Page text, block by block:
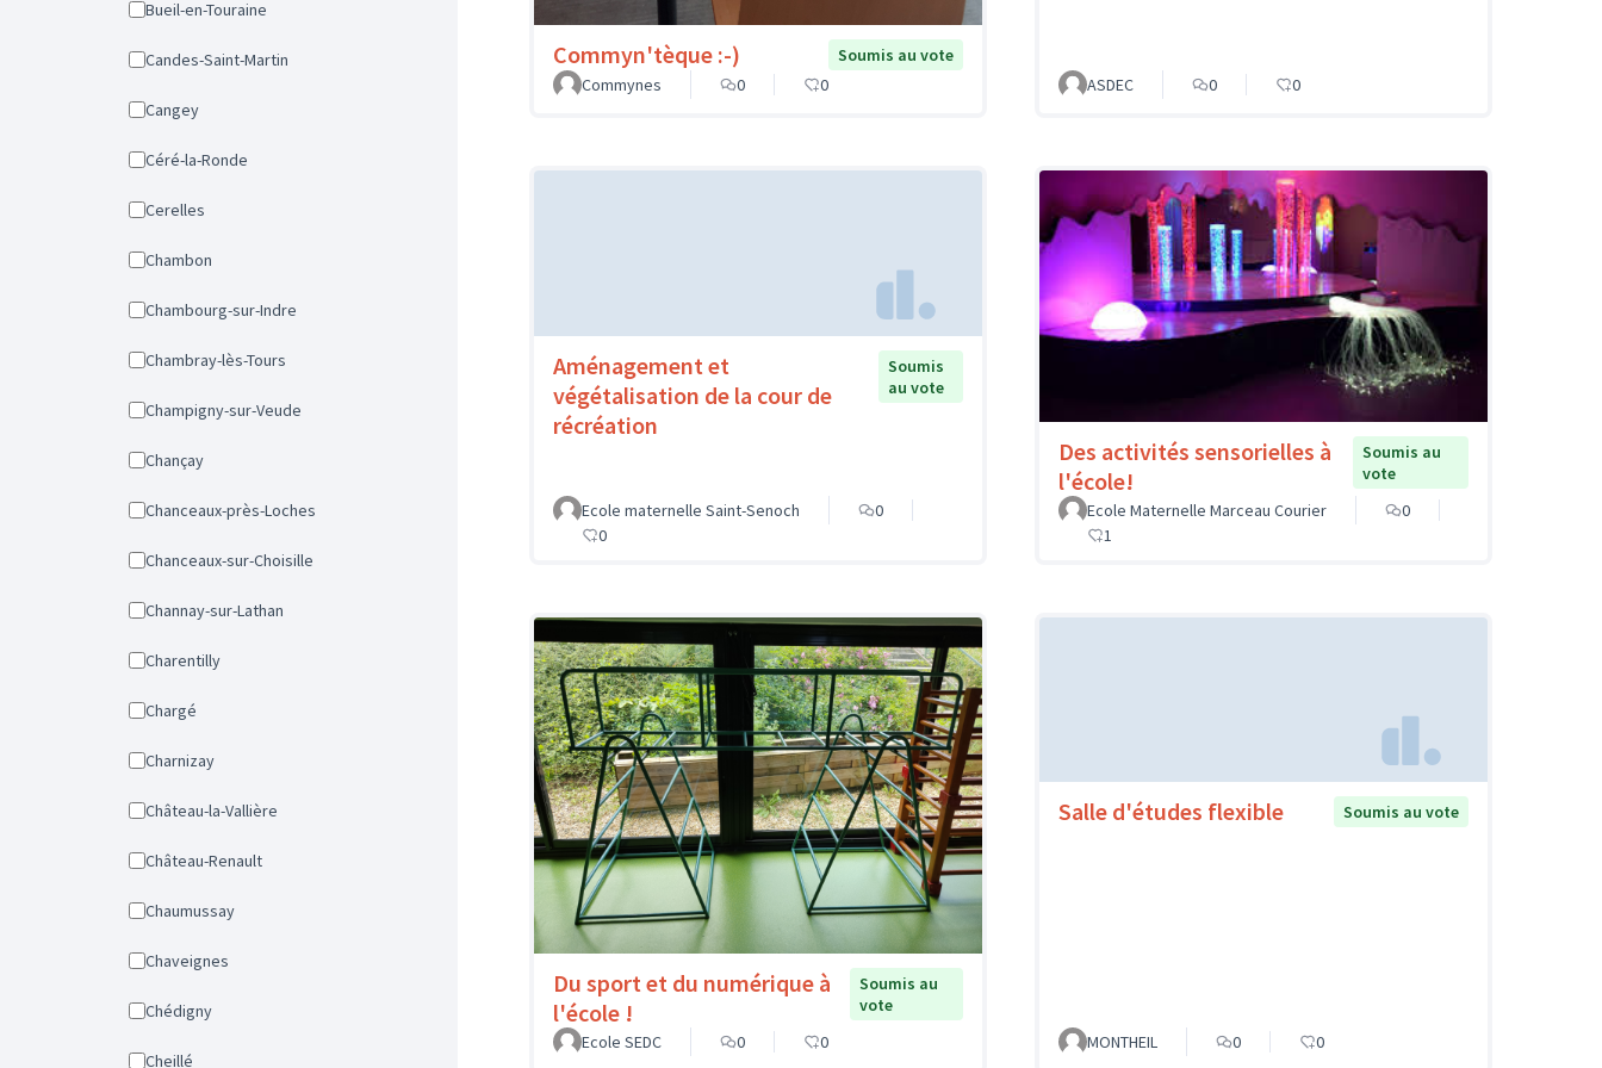
Bueil-en-Touraine
Candes-Saint-Martin
Cangey
Céré-la-Ronde
Cerelles
Chambon
Chambourg-sur-Indre
Chambray-lès-Tours
Champigny-sur-Veude
Chançay
Chanceaux-près-Loches
Chanceaux-sur-Choisille
Channay-sur-Lathan
Charentilly
Chargé
Charnizay
Château-la-Vallière
Château-Renault
Chaumussay
Chaveignes
Chédigny
Cheillé
Commyn'tèque :-)
Soumis au vote
Commynes
0 0 ASDEC 0 0
Aménagement et
végétalisation de la cour de
récréation
Soumis
au vote
Ecole maternelle Saint-Senoch
0
0
Des activités sensorielles à
l'école!
Soumis au
vote
Ecole Maternelle Marceau Courier
0
1
Du sport et du numérique à
l'école !
Soumis au
vote
Ecole SEDC
0 0
Salle d'études flexible Soumis au vote
MONTHEIL 0 0